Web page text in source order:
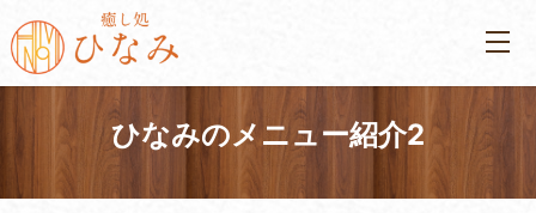
ひなみのメニュー紹介2